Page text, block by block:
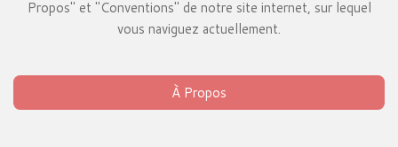
Propos" et "Conventions" de notre site internet, sur lequel
vous naviguez actuellement.
À Propos